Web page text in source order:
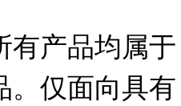
有产品均属于
。仅面向具有